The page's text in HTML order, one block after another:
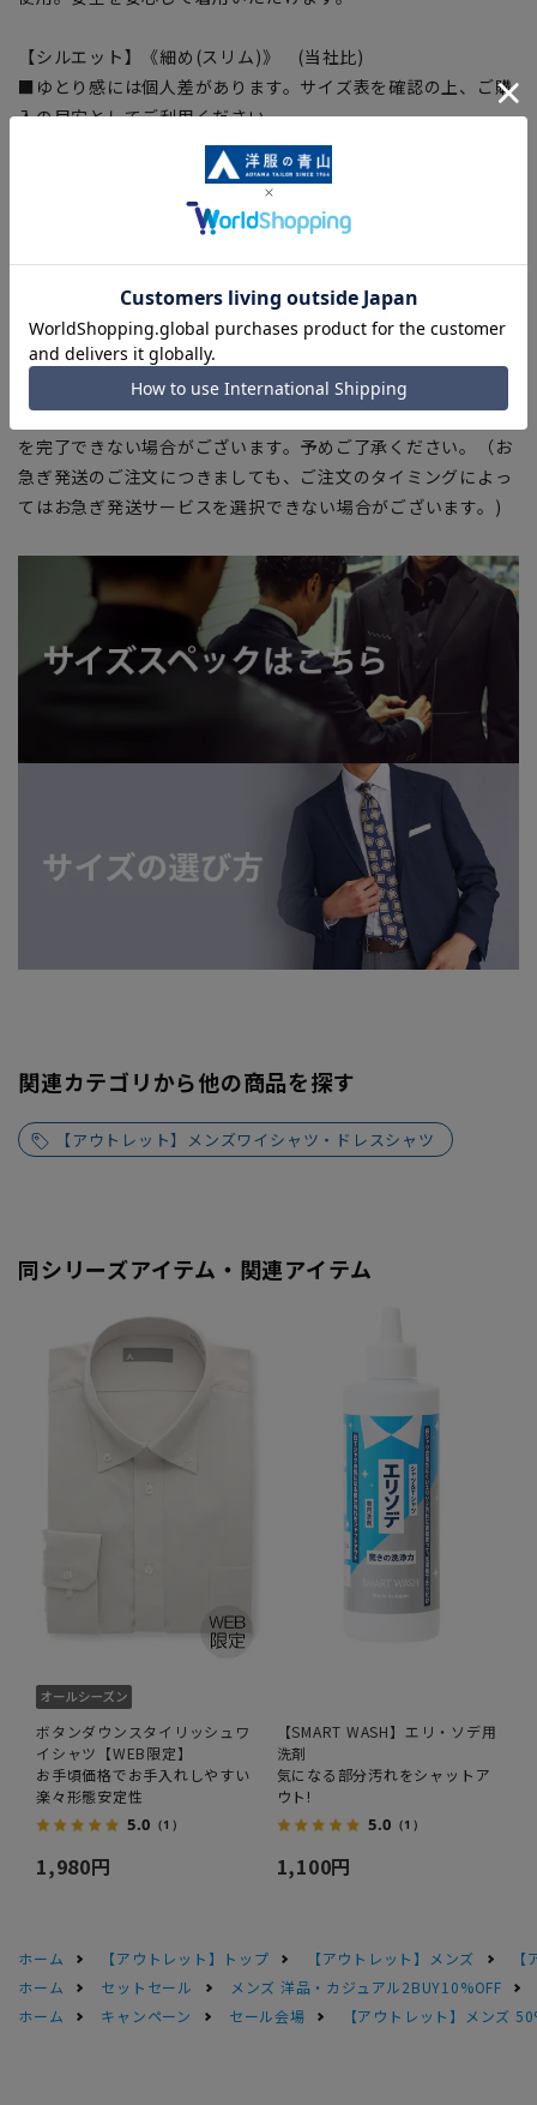
【シルエット】《細め(スリム)》 (当社比)
■ゆとり感には個人差があります。サイズ表を確認の上、ご購
入の目安としてご利用ください。
【商品に関するご注意】
■ブラウザやお使いのモニター環境、室内外等の撮影時の環境
下での光加減により、実際の商品と掲載画像の色味が異なる場
合がございます。
■平置き・メジャーでの採寸の為、素材や仕様等により実際の
商品とサイズ表に若干の誤差が生じる場合がございます。予め
ご了承ください。
■店舗や各モールサイトと商品在庫を共有しております関係
上、ご注文いただいたタイミングにより欠品が発生し、ご注文
を完了できない場合がございます。予めご了承ください。（お
急ぎ発送のご注文につきましても、ご注文のタイミングによっ
てはお急ぎ発送サービスを選択できない場合がございます。)
関連カテゴリから他の商品を探す
【アウトレット】メンズワイシャツ・ドレスシャツ
同シリーズアイテム・関連アイテム
ボタンダウンスタイリッシュワ
イシャツ【WEB限定】
お手頃価格でお手入れしやすい
楽々形態安定性
5.0 （1）
1,980円
【SMART WASH】エリ・ソデ用
洗剤
気になる部分汚れをシャットア
ウト!
5.0 （1）
1,100円
ホーム 【アウトレット】トップ 【アウトレット】メンズ
ホーム
セットセール
メンズ 洋品・カジュアル2BUY10%OFF
ホーム
キャンペーン セール会場 【アウトレット】メンズ